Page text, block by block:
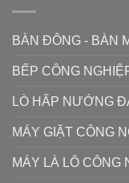
BÀN ĐÔNG - BÀN
BẾP CÔNG
LÒ HẤP NƯỚNG
MÁY GIẶT CÔNG
MÁY LÀ LÔ CÔNG